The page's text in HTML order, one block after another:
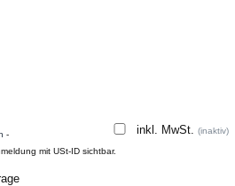
inkl. MwSt. (inaktiv)
-
mit USt-ID sichtbar.